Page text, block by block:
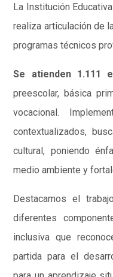
La Institución
realiza articulación de
programas técnicos
Se atienden 1.111
preescolar, básica
vocacional.
contextualizados,
cultural, poniendo
medio ambiente y
Destacamos el
diferentes
inclusiva que
partida para el